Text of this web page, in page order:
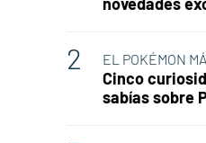
EL POKÉMON
Cinco
sabías sobre